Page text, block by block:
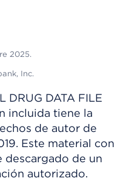
2025.
Inc.
DRUG DATA FILE
incluida tiene la
de autor de
Este material con
descargado de un
autorizado.